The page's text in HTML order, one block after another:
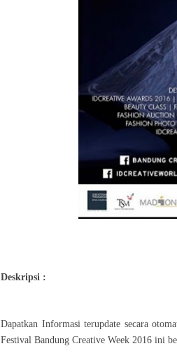
Deskripsi :
Dapatkan Informasi terupdate secara
Festival Bandung Creative Week 2016 ini